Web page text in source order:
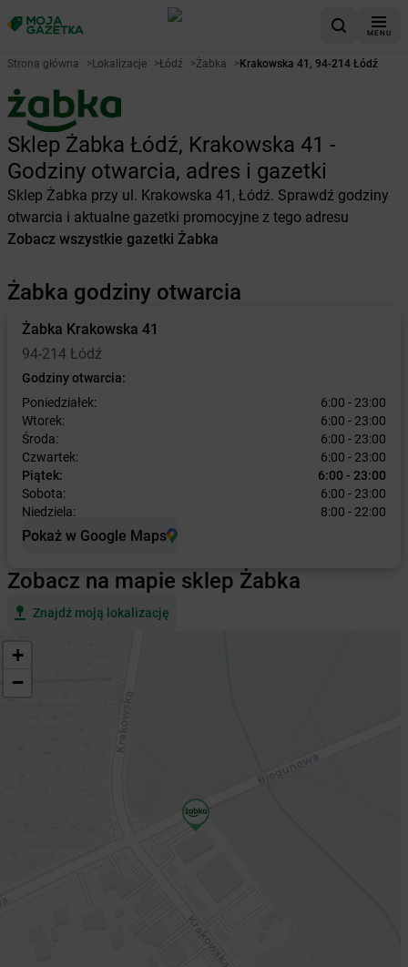
MENU
Strona główna >Lokalizacje >Łódź >Żabka >Krakowska 41, 94-214 Łódź
Sklep Żabka Łódź, Krakowska 41 -
Godziny otwarcia, adres i gazetki
Sklep Żabka przy ul. Krakowska 41, Łódź. Sprawdź godziny
otwarcia i aktualne gazetki promocyjne z tego adresu
Zobacz wszystkie gazetki Żabka
Żabka godziny otwarcia
Żabka Krakowska 41
94-214 Łódź
Godziny otwarcia:
Poniedziałek:
6:00 - 23:00
Wtorek:
6:00 - 23:00
Środa:
6:00 - 23:00
Czwartek:
6:00 - 23:00
Piątek:
6:00 - 23:00
Sobota:
6:00 - 23:00
Niedziela:
8:00 - 22:00
Pokaż w Google Maps
Zobacz na mapie sklep Żabka
Znajdź moją lokalizację
+
−